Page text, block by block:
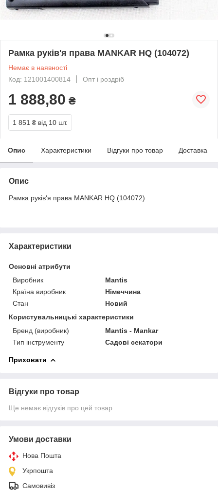
Рамка руків'я права MANKAR HQ (104072)
Немає в наявності
Код: 121001400814
Опт і роздріб
1 888,80 ₴
1 851 ₴ від 10 шт.
Опис Характеристики Відгуки про товар Доставка
Опис
Рамка руків'я права MANKAR HQ (104072)
Характеристики
Основні атрибути
Виробник
Mantis
Країна виробник
Німеччина
Стан
Новий
Користувальницькі характеристики
Бренд (виробник)
Mantis - Mankar
Тип інструменту
Садові секатори
Приховати
Відгуки про товар
Ще немає відгуків про цей товар
Умови доставки
Нова Пошта
Укрпошта
Самовивіз